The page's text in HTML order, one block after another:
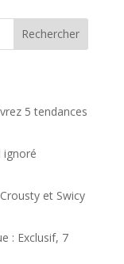
Rechercher
5 tendances
ignoré
et Swicy
: Exclusif, 7